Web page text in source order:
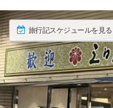
旅行記スケジュールを見る